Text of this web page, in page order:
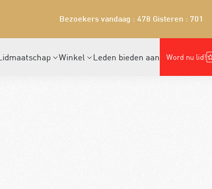
Bezoekers vandaag : 478 Gisteren : 701
Winkel Leden bieden aan Word nu lid!